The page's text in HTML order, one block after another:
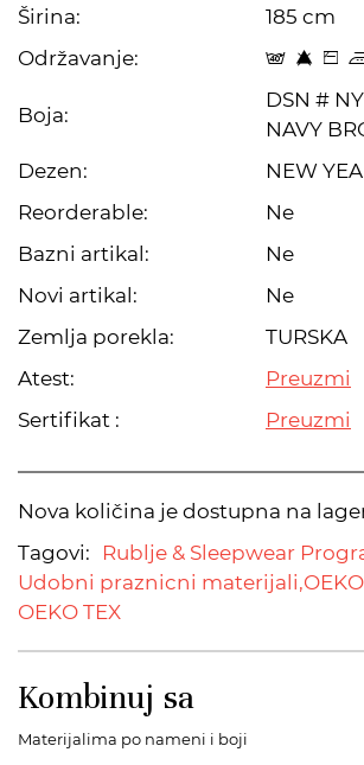
Širina:
185 cm
Održavanje:
t 8 Z
Boja:
DSN #
NAVY
Dezen:
NEW
Reorderable:
Ne
Bazni artikal:
Ne
Novi artikal:
Ne
Zemlja porekla:
TURSKA
Atest:
Preuzmi
Sertifikat :
Preuzmi
Nova količina je dostupna na
Tagovi:
Rublje & Sleepwear
Udobni praznicni materijali,
OEKO TEX
Kombinuj sa
Materijalima po nameni i boji